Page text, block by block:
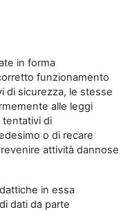
in forma
funzionamento
di sicurezza, le stesse
alle leggi
tentativi di
o di recare
attività dannose
in essa
dati da parte